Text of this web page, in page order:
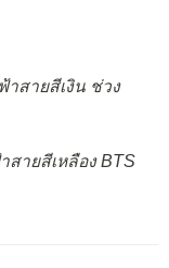
าสายสีเงิน ช่วง
สายสีเหลือง BTS